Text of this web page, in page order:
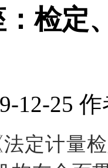
：检定
12-25 作
法定计量